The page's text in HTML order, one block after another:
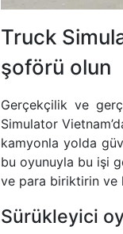
Truck
şoförü olun
Gerçekçilik ve
Simulator
kamyonla yolda
bu oyunuyla bu işi
ve para biriktirin ve
Sürükleyici